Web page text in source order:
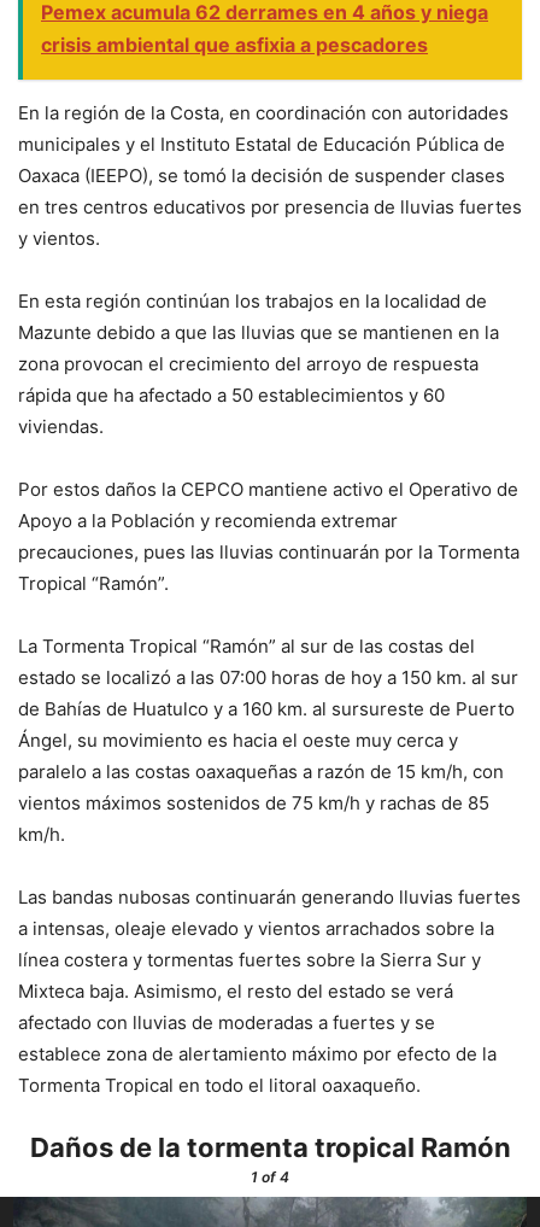
Pemex acumula 62 derrames en 4 años y niega
crisis ambiental que asfixia a pescadores
En la región de la Costa, en coordinación con autoridades
municipales y el Instituto Estatal de Educación Pública de
Oaxaca (IEEPO), se tomó la decisión de suspender clases
en tres centros educativos por presencia de lluvias fuertes
y vientos.
En esta región continúan los trabajos en la localidad de
Mazunte debido a que las lluvias que se mantienen en la
zona provocan el crecimiento del arroyo de respuesta
rápida que ha afectado a 50 establecimientos y 60
viviendas.
Por estos daños la CEPCO mantiene activo el Operativo de
Apoyo a la Población y recomienda extremar
precauciones, pues las lluvias continuarán por la Tormenta
Tropical “Ramón”.
La Tormenta Tropical “Ramón” al sur de las costas del
estado se localizó a las 07:00 horas de hoy a 150 km. al sur
de Bahías de Huatulco y a 160 km. al sursureste de Puerto
Ángel, su movimiento es hacia el oeste muy cerca y
paralelo a las costas oaxaqueñas a razón de 15 km/h, con
vientos máximos sostenidos de 75 km/h y rachas de 85
km/h.
Las bandas nubosas continuarán generando lluvias fuertes
a intensas, oleaje elevado y vientos arrachados sobre la
línea costera y tormentas fuertes sobre la Sierra Sur y
Mixteca baja. Asimismo, el resto del estado se verá
afectado con lluvias de moderadas a fuertes y se
establece zona de alertamiento máximo por efecto de la
Tormenta Tropical en todo el litoral oaxaqueño.
Daños de la tormenta tropical Ramón
1 of 4